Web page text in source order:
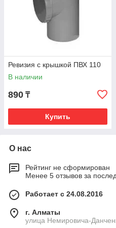
Ревизия с крышкой ПВХ 110
В наличии
890 ₸
Купить
О нас
Рейтинг не сформирован
Менее 5 отзывов за
Работает с 24.08.2016
г. Алматы
улица Немировича-